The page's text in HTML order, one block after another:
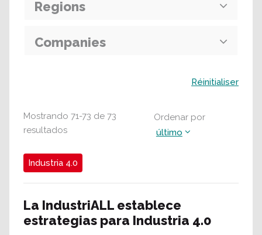
Mostrando 71-73 de 73
resultados
Ordenar por
último
Industria 4.0
La IndustriALL establece
estrategias para Industria 4.0
Regions
Companies
Réinitialiser